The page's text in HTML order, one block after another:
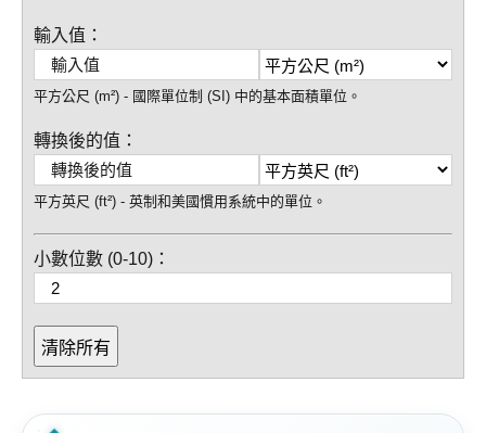
輸入值：
平方公尺 (m²) - 國際單位制 (SI) 中的基本面積單位。
轉換後的值：
平方英尺 (ft²) - 英制和美國慣用系統中的單位。
小數位數 (0-10)：
清除所有